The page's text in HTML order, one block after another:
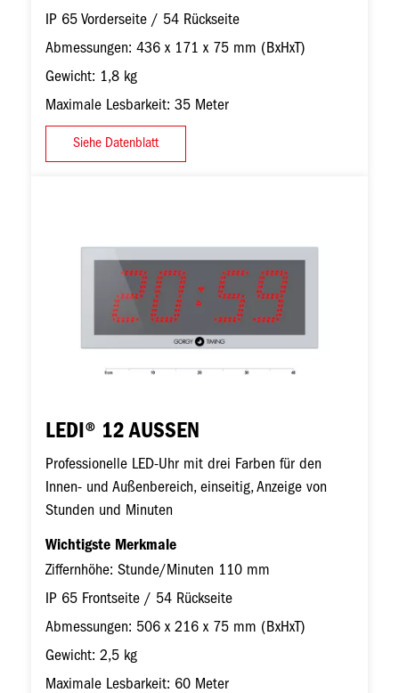
IP 65 Vorderseite / 54 Rückseite
Abmessungen: 436 x 171 x 75 mm (BxHxT)
Gewicht: 1,8 kg
Maximale Lesbarkeit: 35 Meter
Siehe Datenblatt
LEDI® 12 AUSSEN
Professionelle LED-Uhr mit drei Farben für den
Innen- und Außenbereich, einseitig, Anzeige von
Stunden und Minuten
Wichtigste Merkmale
Ziffernhöhe: Stunde/Minuten 110 mm
IP 65 Frontseite / 54 Rückseite
Abmessungen: 506 x 216 x 75 mm (BxHxT)
Gewicht: 2,5 kg
Maximale Lesbarkeit: 60 Meter